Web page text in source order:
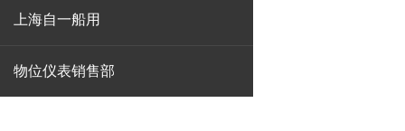
上海自一船用
物位仪表销售部